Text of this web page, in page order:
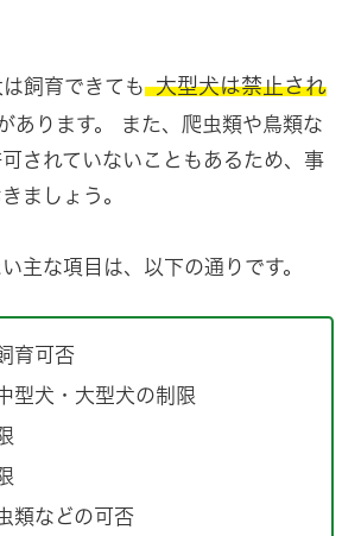
飼育できても 大型犬は禁止され
あります。 また、爬虫類や鳥類な
されていないこともあるため、事
ましょう。
主な項目は、以下の通りです。
育可否
型犬・大型犬の制限
類などの可否